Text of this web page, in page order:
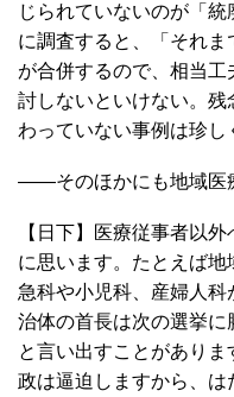
じられていないのが「
に調査すると、「それ
が合併するので、相当
討しないといけない。
わっていない事例は珍し
――そのほかにも地域医
【日下】医療従事者以
に思います。たとえば
急科や小児科、産婦人
治体の首長は次の選挙に
と言い出すことがあり
政は逼迫しますから、